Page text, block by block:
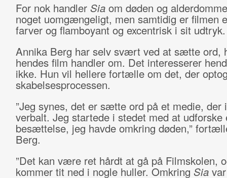
For nok handler Siaom døden og
noget uomgængeligt, men samtidig er filmen
farver og flamboyant og excentrisk i sit udtryk.
Annika Berg har selv svært ved at sætte ord,
hendes film handler om. Det interesserer
ikke. Hun vil hellere fortælle om det, der
skabelsesprocessen.
”Jeg synes, det er sætte ord på et medie, der
verbalt. Jeg startede i stedet med at udforske
besættelse, jeg havde omkring døden,”
Berg.
”Det kan være ret hårdt at gå på Filmskolen,
kommer tit ned i nogle huller. Omkring Siavar